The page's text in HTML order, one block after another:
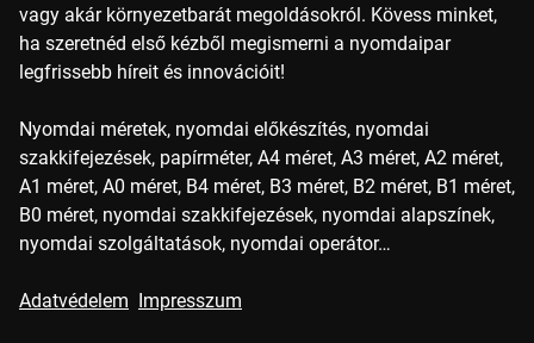
vagy akár környezetbarát megoldásokról. Kövess minket,
ha szeretnéd első kézből megismerni a nyomdaipar
legfrissebb híreit és innovációit!
Nyomdai méretek, nyomdai előkészítés, nyomdai
szakkifejezések, papírméter, A4 méret, A3 méret, A2 méret,
A1 méret, A0 méret, B4 méret, B3 méret, B2 méret, B1 méret,
B0 méret, nyomdai szakkifejezések, nyomdai alapszínek,
nyomdai szolgáltatások, nyomdai operátor…
Adatvédelem Impresszum